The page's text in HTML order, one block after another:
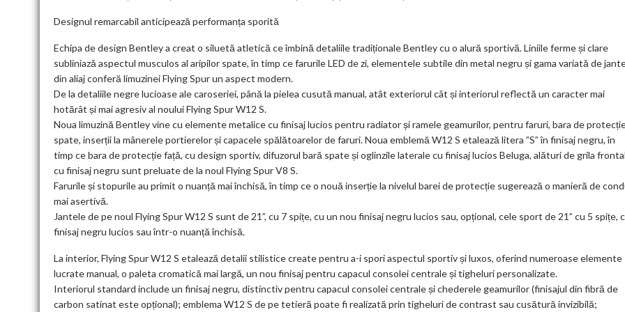
Designul remarcabil anticipează performanța sporită
Echipa de design Bentley a creat o siluetă atletică ce îmbină detaliile tradiționale Bentley cu o alură sportivă. Liniile ferme și clare
subliniază aspectul musculos al aripilor spate, în timp ce farurile LED de zi, elementele subtile din metal negru și gama variată de
din aliaj conferă limuzinei Flying Spur un aspect modern.
De la detaliile negre lucioase ale caroseriei, până la pielea cusută manual, atât exteriorul cât și interiorul reflectă un caracter mai
hotărât și mai agresiv al noului Flying Spur W12 S.
Noua limuzină Bentley vine cu elemente metalice cu finisaj lucios pentru radiator și ramele geamurilor, pentru faruri, bara de
spate, inserții la mânerele portierelor și capacele spălătoarelor de faruri. Noua emblemă W12 S etalează litera ”S” în finisaj negru, în
timp ce bara de protecție față, cu design sportiv, difuzorul bară spate și oglinzile laterale cu finisaj lucios Beluga, alături de grila
cu finisaj negru sunt preluate de la noul Flying Spur V8 S.
Farurile și stopurile au primit o nuanță mai închisă, în timp ce o nouă inserție la nivelul barei de protecție sugerează o manieră de
mai asertivă.
Jantele de pe noul Flying Spur W12 S sunt de 21”, cu 7 spițe, cu un nou finisaj negru lucios sau, opțional, cele sport de 21” cu 5 spițe,
finisaj negru lucios sau într-o nuanță închisă.
La interior, Flying Spur W12 S etalează detalii stilistice create pentru a-i spori aspectul sportiv și luxos, oferind numeroase elemente
lucrate manual, o paleta cromatică mai largă, un nou finisaj pentru capacul consolei centrale și tigheluri personalizate.
Interiorul standard include un finisaj negru, distinctiv pentru capacul consolei centrale și chederele geamurilor (finisajul din fibră de
carbon satinat este opțional); emblema W12 S de pe tetieră poate fi realizată prin tigheluri de contrast sau cusătură invizibilă;